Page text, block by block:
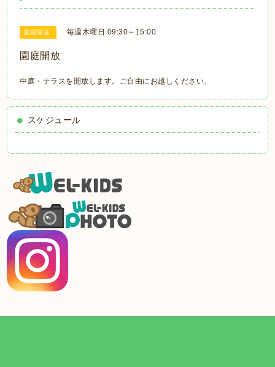
園庭開放 毎週木曜日 09:30～15:00
園庭開放
中庭・テラスを開放します。ご自由にお越しください。
スケジュール